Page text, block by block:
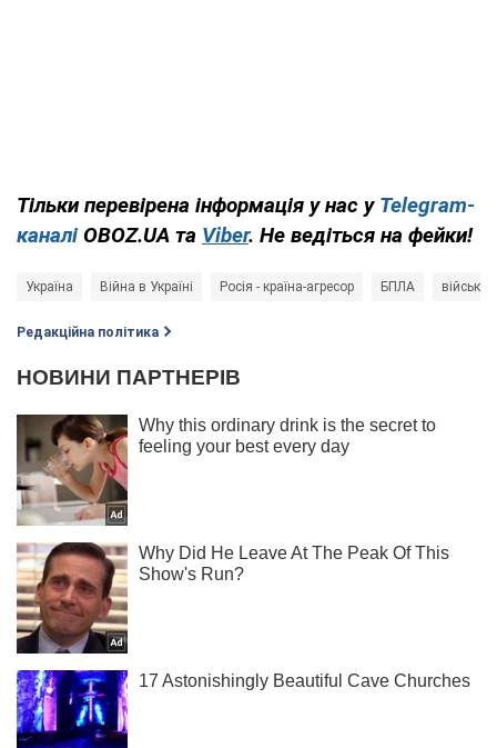
Тільки перевірена інформація у нас у Telegram-
каналі OBOZ.UA та Viber. Не ведіться на фейки!
Україна Війна в Україні Росія - країна-агресор БПЛА
Редакційна політика